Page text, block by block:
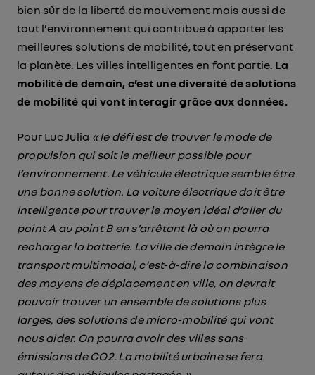
bien sûr de la liberté de mouvement mais aussi de
tout l’environnement qui contribue à apporter les
meilleures solutions de mobilité, tout en préservant
la planète. Les villes intelligentes en font partie. La
mobilité de demain, c’est une diversité de solutions
de mobilité qui vont interagir grâce aux données.
Pour Luc Julia « le défi est de trouver le mode de
propulsion qui soit le meilleur possible pour
l’environnement. Le véhicule électrique semble être
une bonne solution. La voiture électrique doit être
intelligente pour trouver le moyen idéal d’aller du
point A au point B en s’arrêtant là où on pourra
recharger la batterie. La ville de demain intègre le
transport multimodal, c’est-à-dire la combinaison
des moyens de déplacement en ville, on devrait
pouvoir trouver un ensemble de solutions plus
larges, des solutions de micro-mobilité qui vont
nous aider. On pourra avoir des villes sans
émissions de CO2. La mobilité urbaine se fera